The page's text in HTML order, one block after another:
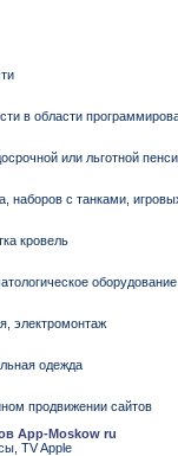
в области
или льготной
с танками,
кровель
электромонтаж
одежда
продвижении сайтов
App-Moskow ru
TV Apple